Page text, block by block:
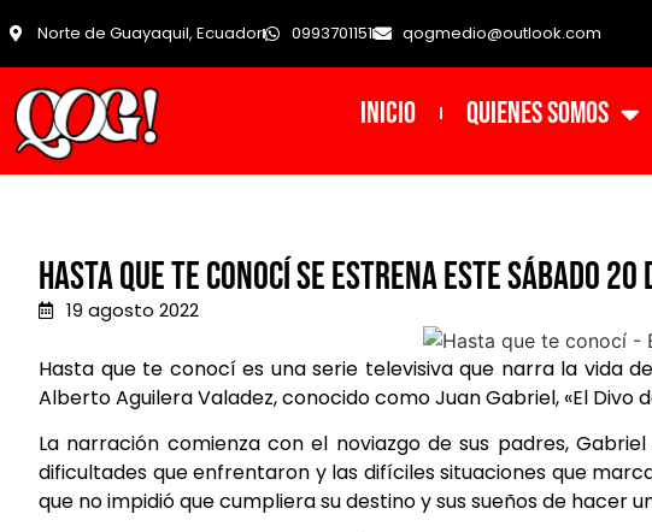
Norte de Guayaquil, Ecuador 0993701151 qogmedio@outlook.com
INICIO Quienes Somos
Hasta que te conocí se estrena este sábado
19 agosto 2022
Hasta que te conocí es una serie televisiva que narra la vida
Alberto Aguilera Valadez, conocido como Juan Gabriel, «El Divo
La narración comienza con el noviazgo de sus padres,
dificultades que enfrentaron y las difíciles situaciones que
que no impidió que cumpliera su destino y sus sueños de hacer